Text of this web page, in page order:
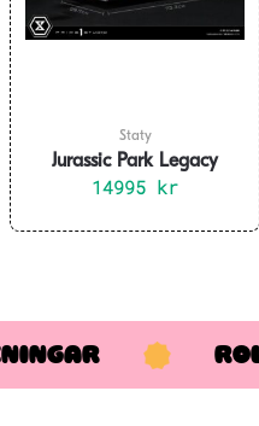
Staty
Jurassic Park Legacy
Museum Collection Statue
cm
14995 kr